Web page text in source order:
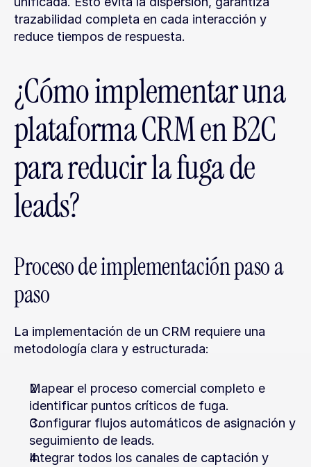
trazabilidad completa en cada interacción y
reduce tiempos de respuesta.
¿Cómo implementar una
plataforma CRM en B2C
para reducir la fuga de
leads?
Proceso de implementación paso a
paso
La implementación de un CRM requiere una
metodología clara y estructurada:
Mapear el proceso comercial completo e
identificar puntos críticos de fuga.
Configurar flujos automáticos de asignación y
seguimiento de leads.
Integrar todos los canales de captación y